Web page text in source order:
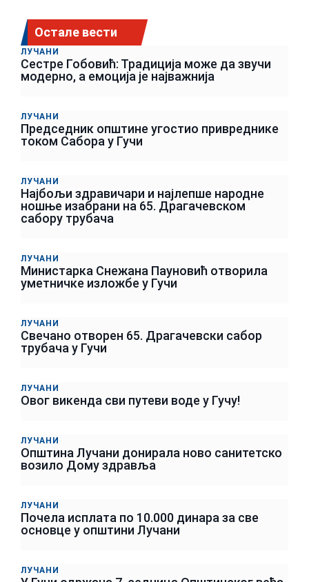
Остале вести
ЛУЧАНИ
Сестре Гобовић: Традиција може да звучи
модерно, а емоција је најважнија
ЛУЧАНИ
Председник општине угостио привреднике
током Сабора у Гучи
ЛУЧАНИ
Најбољи здравичари и најлепше народне
ношње изабрани на 65. Драгачевском
сабору трубача
ЛУЧАНИ
Министарка Снежана Пауновић отворила
уметничке изложбе у Гучи
ЛУЧАНИ
Свечано отворен 65. Драгачевски сабор
трубача у Гучи
ЛУЧАНИ
Овог викенда сви путеви воде у Гучу!
ЛУЧАНИ
Општина Лучани донирала ново санитетско
возило Дому здравља
ЛУЧАНИ
Почела исплата по 10.000 динара за све
основце у општини Лучани
ЛУЧАНИ